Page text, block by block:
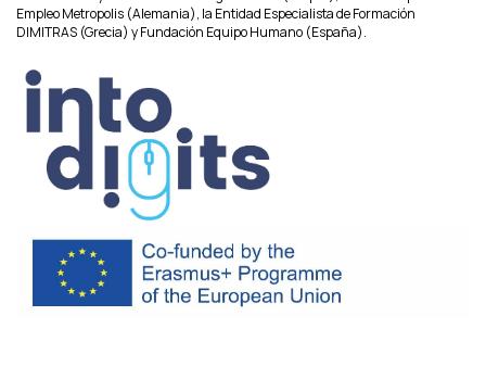
Empleo Metropolis (Alemania), la Entidad Especialista de Formación
DIMITRAS (Grecia) y Fundación Equipo Humano (España).